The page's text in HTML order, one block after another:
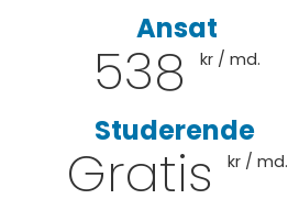
Ansat
538 kr / md.
Studerende
Gratis kr / md.